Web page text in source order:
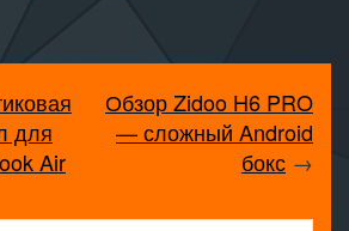
для
Air
Обзор Zidoo H6 PRO
— сложный Android
бокс →